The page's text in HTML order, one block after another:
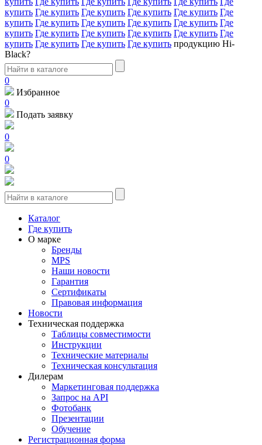
купить Где купить Где купить Где купить Где купить Где
купить Где купить Где купить Где купить Где купить Где
купить Где купить Где купить Где купить Где купить Где
купить Где купить Где купить Где купить продукцию Hi-
Black?
0
Избранное
0
Подать заявку
0
0
Каталог
Где купить
О марке
Бренды
MPS
Наши новости
Гарантия
Сертификаты
Правовая информация
Новости
Техническая поддержка
Таблицы совместимости
Инструкции
Технические материалы
Техническая консультация
Дилерам
Маркетинговая поддержка
Запрос на API
Фотобанк
Презентации
Обучение
Регистрационная форма